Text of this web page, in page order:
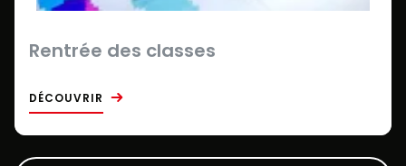
Rentrée des classes
DÉCOUVRIR